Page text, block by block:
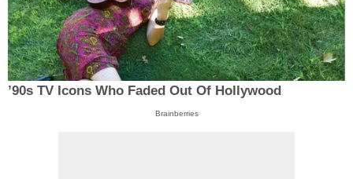
’90s TV Icons Who Faded Out Of Hollywood
Brainberries